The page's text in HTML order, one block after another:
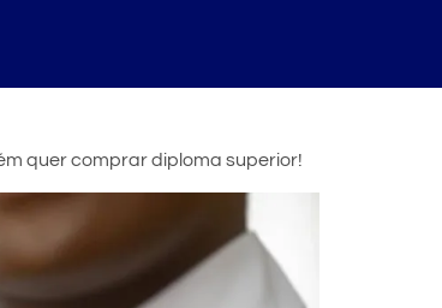
quer comprar diploma superior!